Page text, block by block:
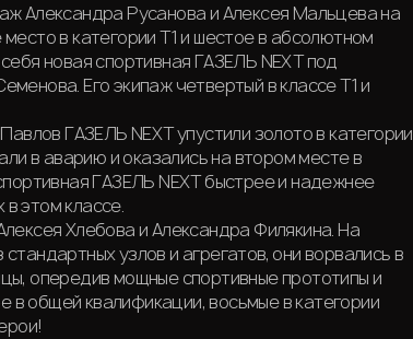
Александра Русанова и Алексея Мальцева на
в категории Т1 и шестое в абсолютном
новая спортивная ГАЗЕЛЬ NEXT под
Его экипаж четвертый в классе Т1 и
ГАЗЕЛЬ NEXT упустили золото в категории
в аварию и оказались на втором месте в
ГАЗЕЛЬ NEXT быстрее и надежнее
этом классе.
Хлебова и Александра Филякина. На
узлов и агрегатов, они ворвались в
опередив мощные спортивные прототипы и
в общей квалификации, восьмые в категории